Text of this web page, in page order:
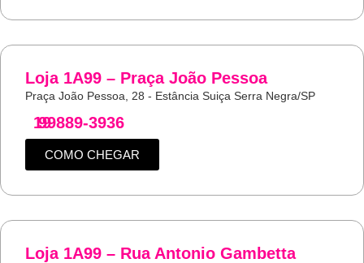
Loja 1A99 – Praça João Pessoa
Praça João Pessoa, 28 - Estância Suiça Serra Negra/SP
19
99889-3936
COMO CHEGAR
Loja 1A99 – Rua Antonio Gambetta